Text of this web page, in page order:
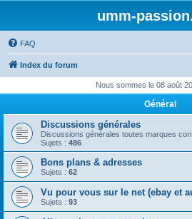
umm-
FAQ
Index du forum
Nous sommes le 08 août
Général
Discussions générales
Discussions générales toutes marques
Sujets : 486
Bons plans & adresses
Sujets : 62
Vu pour vous sur le net (ebay et
Sujets : 93